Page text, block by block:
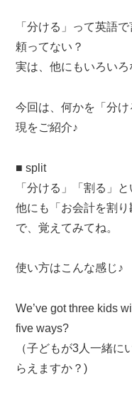
「分ける」って英語
頼ってない？
実は、他にもいろい
今回は、何かを「分
現をご紹介♪
■ split
「分ける」「割る」と
他にも「お会計を割
で、覚えてみてね。
使い方はこんな感じ♪
We’ve got three kids
five ways?
（子どもが3人一緒に
らえますか？)